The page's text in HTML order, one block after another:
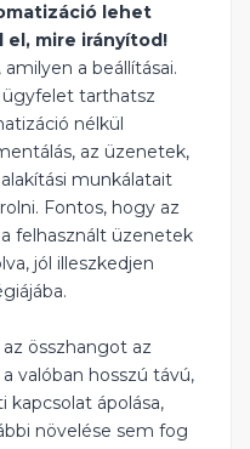
lehet
el, mire irányítod!
a beállításai.
tarthatsz
nélkül
az üzenetek,
munkálatait
Fontos, hogy az
felhasznált üzenetek
jól illeszkedjen
összhangot az
valóban hosszú távú,
kapcsolat ápolása,
növelése sem fog